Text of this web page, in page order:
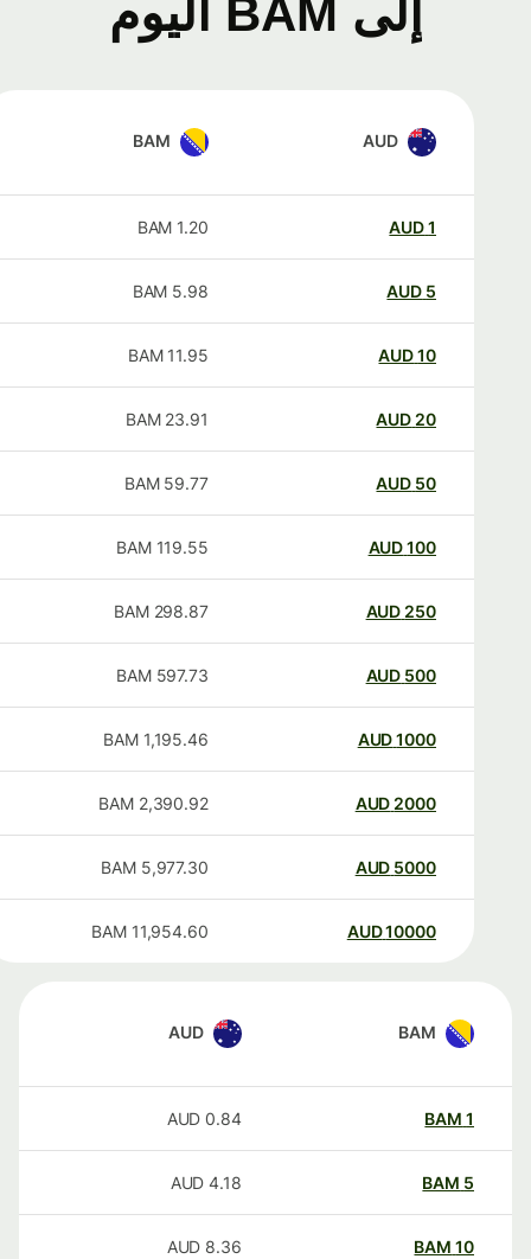
إلى BAM اليوم
AUD
BAM
AUD
1.20
BAM
AUD
5.98
BAM
AUD
11.95
BAM
20
AUD
23.91
BAM
50
AUD
59.77
BAM
100
AUD
119.55
BAM
250
AUD
298.87
BAM
500
AUD
597.73
BAM
1000
AUD
1,195.46
BAM
2000
AUD
2,390.92
BAM
5000
AUD
5,977.30
BAM
10000
AUD
11,954.60
BAM
BAM
AUD
BAM
0.84
AUD
BAM
4.18
AUD
BAM
8.36
AUD